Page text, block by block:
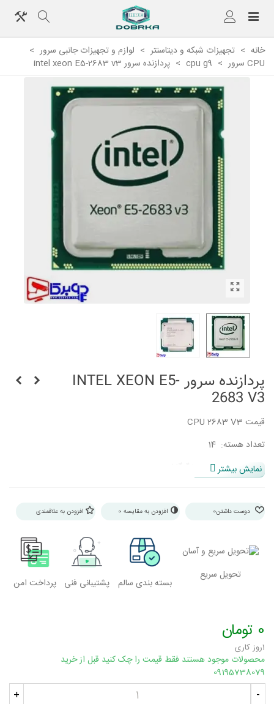
خانه > تجهیزات شبکه و دیتاسنتر > لوازم و تجهیزات جانبی سرور >
CPU سرور
>
cpu g9
> پردازنده سرور intel xeon E5-2683 v3
پردازنده سرور INTEL XEON E5-
2683 V3
قیمت CPU 2683 V3
تعداد هسته: 14
ظرفیت حافظه : 768 گیگابایت
سازگار با سرور : سرور های نسل 9
نمایش بیشتر
دوست داشتن0 افزودن به مقایسه 0 افزودن به علاقمندی
تحویل سریع
بسته بندی سالم پشتیبانی فنی پرداخت امن
0 تومان
1روز کاری
محصولات موجود هستند فقط قیمت را چک کنید قبل از خرید
09195738079
-
+